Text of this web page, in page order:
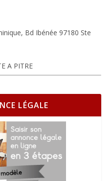
Bd Ibénée 97180 Ste
A PITRE
LÉGALE